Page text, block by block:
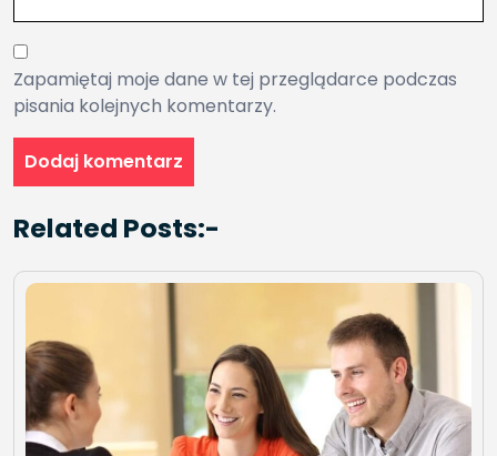
Zapamiętaj moje dane w tej przeglądarce podczas
pisania kolejnych komentarzy.
Related Posts:-